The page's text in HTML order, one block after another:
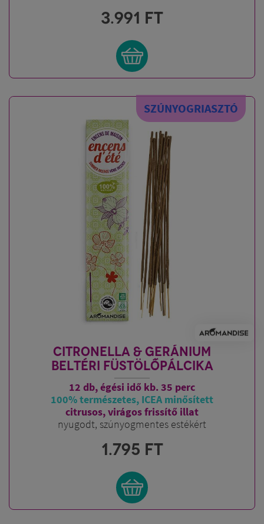
3.991 FT
SZÚNYOGRIASZTÓ
CITRONELLA & GERÁNIUM
BELTÉRI FÜSTÖLŐPÁLCIKA
12 db, égési idő kb. 35 perc
100% természetes, ICEA minősített
citrusos, virágos frissítő illat
nyugodt, szúnyogmentes estékért
1.795 FT